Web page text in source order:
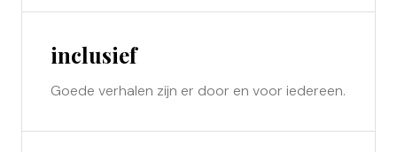
inclusief
Goede verhalen zijn er door en voor iedereen.